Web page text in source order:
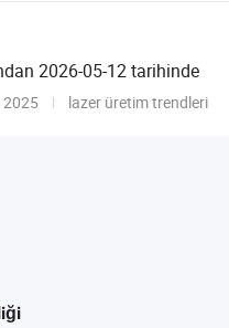
2026-05-12tarihinde
2025 lazer üretim trendleri